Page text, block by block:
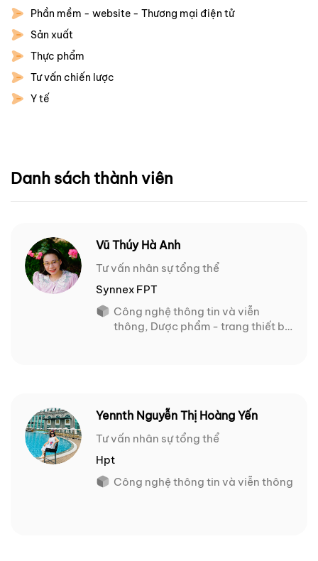
Phần mềm - website - Thương mại điện tử
Sản xuất
Thực phẩm
Tư vấn chiến lược
Y tế
Danh sách thành viên
Vũ Thúy Hà Anh
Tư vấn nhân sự tổng thể
Synnex FPT
Công nghệ thông tin và viễn
thông, Dược phẩm - trang thiết bị
Yennth Nguyễn Thị Hoàng Yến
Tư vấn nhân sự tổng thể
Hpt
Công nghệ thông tin và viễn thông